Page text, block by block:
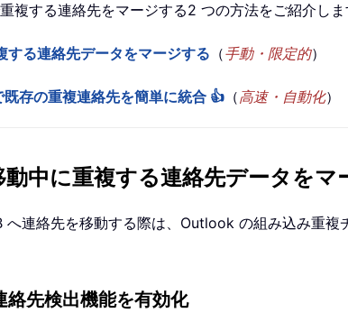
複する連絡先をマージする2 つの方法をご紹介しま
る連絡先データをマージする （手動・限定的）
存の重複連絡先を簡単に統合 👍 （高速・自動化）
中に重複する連絡先データをマ
連絡先を移動する際は、Outlook の組み込み重
先検出機能を有効化